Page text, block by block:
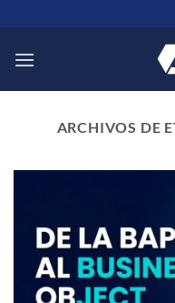
al
contenido
ARCHIVOS DE